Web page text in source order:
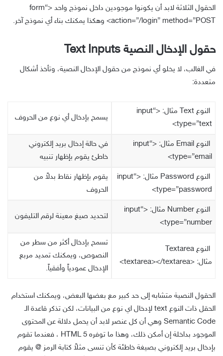
و
ن
الحقول الثلاثة لابد أن يكونوا موجودين داخل نموذج واحد
<“form
action=”/login” method=”POST>
وهكذا يمكنك بناء أي نموذج آخر.
حقول الإدخال النصية Text Inputs
في الغالب، لا يخلو أي نموذج من حقول الإدخال النصية، وتأخذ أشكال
متعددة:
النوع Text مثال:
<“input
type=”text>
يسمح بإدخال أي نوع من الحروف
النوع Email مثال:
<“input
type=”email>
في حالة إدخال بريد إلكتروني
خاطئ يقوم بإظهار تنبيه
النوع Password مثال:
<“input
type=”password>
يقوم بإظهار نقاط بدلاً من
الحروف
النوع Number مثال:
<“input
type=”number>
لتحديد صيغ معينة لرقم التليفون
النوع Textarea
مثال: <textarea></textarea>
تسمح بإدخال أكثر من سطر من
النصوص، ويمكنك تمديد مربع
الإدخال عمودياً وأفقياً.
الحقول النصية متشابه إلى حد كبير مع بعضها البعض، ويمكنك استخدام
الحقل ذات النوع text لإدخال اي نوع من البيانات، لكن تذكر قاعدة الـ
Semantic Code وهي أن كل عنصر لابد أن يحمل دلالة عن المحتوى
الموجود بداخلة إن أمكن ذلك، وهذا ما توفره HTML 5 ، فعندما تقوم
بإدخال بريد إلكتروني بصيغة خاطئة كأن تنسى مثلاً كتابة الرمز @ يقوم